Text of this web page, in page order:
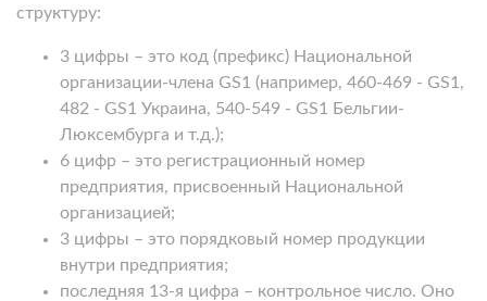
структуру:
3 цифры – это код (префикс) Национальной
организации-члена GS1 (например, 460-469 - GS1,
482 - GS1 Украина, 540-549 - GS1 Бельгии-
Люксембурга и т.д.);
6 цифр – это регистрационный номер
предприятия, присвоенный Национальной
организацией;
3 цифры – это порядковый номер продукции
внутри предприятия;
последняя 13-я цифра – контрольное число. Оно